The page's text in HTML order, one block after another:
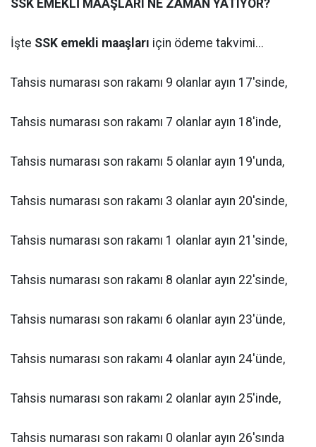
SSK EMEKLİ MAAŞLARI NE ZAMAN YATIYOR?
İşte SSK emekli maaşları için ödeme takvimi...
Tahsis numarası son rakamı 9 olanlar ayın 17'sinde,
Tahsis numarası son rakamı 7 olanlar ayın 18'inde,
Tahsis numarası son rakamı 5 olanlar ayın 19'unda,
Tahsis numarası son rakamı 3 olanlar ayın 20'sinde,
Tahsis numarası son rakamı 1 olanlar ayın 21'sinde,
Tahsis numarası son rakamı 8 olanlar ayın 22'sinde,
Tahsis numarası son rakamı 6 olanlar ayın 23'ünde,
Tahsis numarası son rakamı 4 olanlar ayın 24'ünde,
Tahsis numarası son rakamı 2 olanlar ayın 25'inde,
Tahsis numarası son rakamı 0 olanlar ayın 26'sında